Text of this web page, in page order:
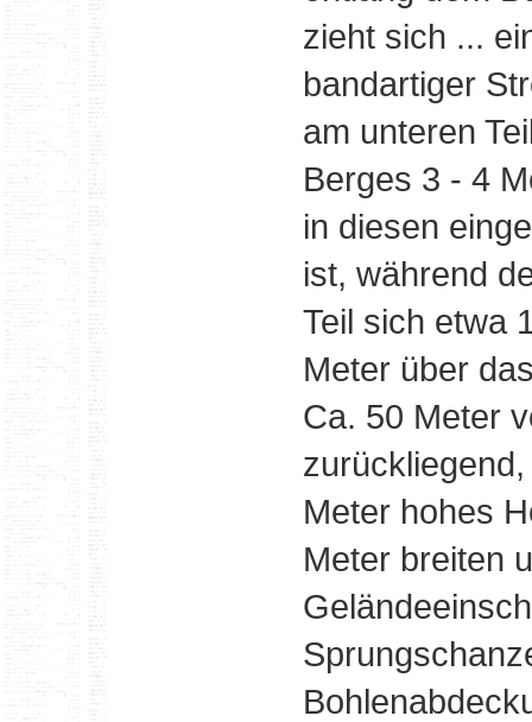
zieht sich ...
bandartiger
am unteren
Berges 3 - 4
in diesen
ist, während
Teil sich etwa
Meter über
Ca. 50 Meter
Meter hohes
Meter breiten